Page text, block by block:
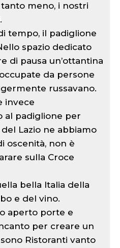
meno, i nostri
tempo, il padiglione
spazio dedicato
di pausa un’ottantina
da persone
russavano.
invece
al padiglione per
Lazio ne abbiamo
oscenità, non è
sulla Croce
bella Italia della
e del vino.
aperto porte e
per creare un
Ristoranti vanto